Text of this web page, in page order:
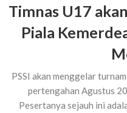
Timnas U17
Piala
PSSI akan menggelar
pertengahan Agustus
Pesertanya sejauh ini